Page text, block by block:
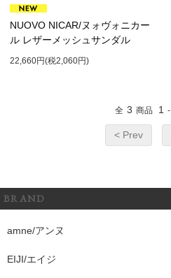
NUOVO NICAR/ヌォヴォニカー
ル レザーメッシュサンダル
22,660円(税2,060円)
全 3 商品 1 -
< Prev
BRAND
amne/アンヌ
EIJI/エイジ